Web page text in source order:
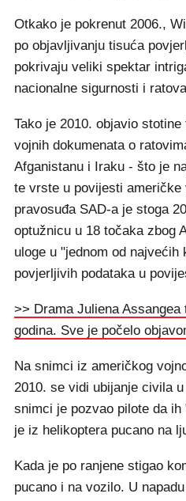
Otkako je pokrenut 2006.,
po objavljivanju tisuća
pokrivaju veliki spektar
nacionalne sigurnosti i
Tako je 2010. objavio
vojnih dokumenata o
Afganistanu i Iraku - što je
te vrste u povijesti
pravosuđa SAD-a je stoga
optužnicu u 18 točaka zbog
uloge u "jednom od najvećih
povjerljivih podataka u
>> Drama Juliena
godina. Sve je počelo
Na snimci iz američkog
2010. se vidi ubijanje civila
snimci je pozvao pilote da
je iz helikoptera pucano na
Kada je po ranjene stigao
pucano i na vozilo. U